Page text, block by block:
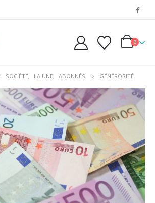
0
SOCIÉTÉ, LA UNE, ABONNÉS GÉNÉROSITÉ